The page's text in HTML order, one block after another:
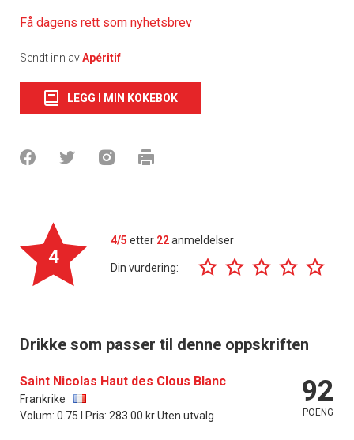
Få dagens rett som nyhetsbrev
Sendt inn avApéritif
LEGG I MIN KOKEBOK
4
4/5 etter 22anmeldelser
Din vurdering:
Drikke som passer til denne oppskriften
Saint Nicolas Haut des Clous Blanc
Frankrike
Volum: 0.75 l Pris: 283.00 kr Uten utvalg
92
POENG